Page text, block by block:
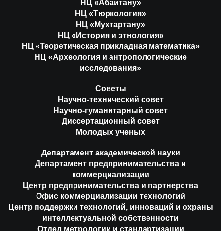
НЦ «Абайтану»
НЦ «Тюркология»
НЦ «Мухтартану»
НЦ «История и этнология»
НЦ «Теоретическая прикладная математика»
НЦ «Археология и антропологические
исследования»
Советы
Научно-технический совет
Научно-гуманитарный совет
Диссертационный совет
Молодых ученых
Департамент академической науки
Департамент предпринимательства и
коммерциализации
Центр предпринимательства и партнерства
Офис коммерциализации технологий
Центр поддержки технологий, инноваций и охраны
интеллектуальной собственности
Отдел метрологии и стандартизации